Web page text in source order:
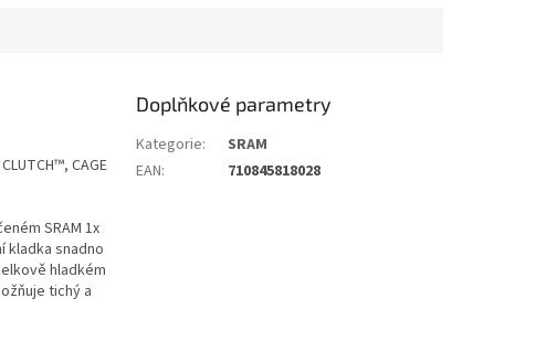
CAGE
SRAM 1x
kladka snadno
hladkém
tichý a
Doplňkové parametry
Kategorie:
SRAM
EAN: 710845818028